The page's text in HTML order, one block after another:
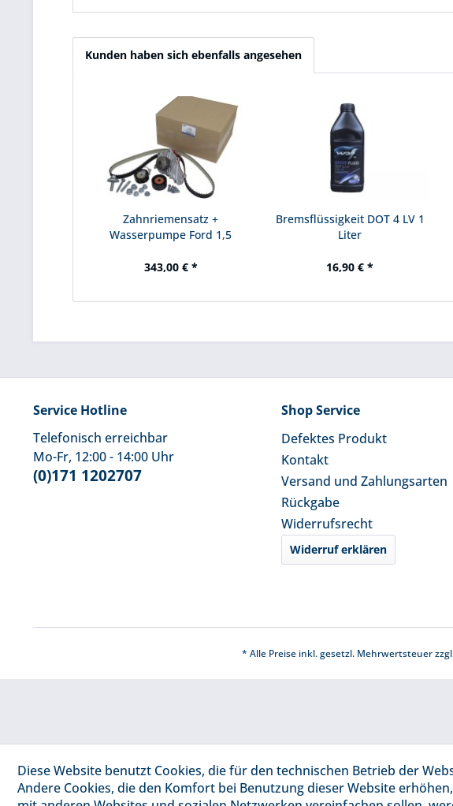
Kunden haben sich ebenfalls angesehen
Zahnriemensatz +
Wasserpumpe Ford 1,5
343,00 € *
Bremsflüssigkeit DOT 4 LV 1
Liter
16,90 € *
Service Hotline
Telefonisch erreichbar
Mo-Fr, 12:00 - 14:00 Uhr
(0)171 1202707
Shop Service
Defektes Produkt
Kontakt
Versand und Zahlungsarten
Rückgabe
Widerrufsrecht
Widerruf erklären
* Alle Preise inkl. gesetzl. Mehrwertsteuer
Diese Website benutzt Cookies, die für den technischen Betrieb der
Andere Cookies, die den Komfort bei Benutzung dieser Website